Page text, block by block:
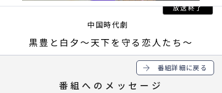
中国時代劇
黒豊と白夕～天下を守る恋人たち～
番組詳細に戻る
番組へのメッセージ